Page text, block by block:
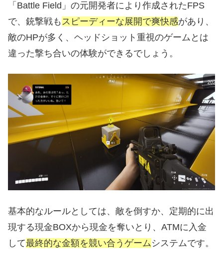
「Battle Field」の元開発者により作成されたFPS
で、銃撃戦も スピーディーな展開で爽快感があり、
敵のHPが多く、ヘッドショット重視のゲームとは
違った撃ち合いの体験ができるでしょう。
基本的なルールとしては、敵を倒すか、定期的に出
現する現金BOXから現金を奪いとり、ATMに入金
して最終的な金額を競い合うゲーム システムです。